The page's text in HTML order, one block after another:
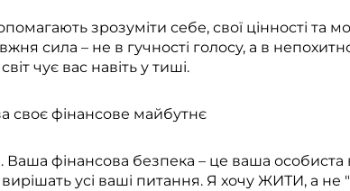
зрозуміти себе, свої цінності та
сила – не в гучності голосу, а в
чує вас навіть у тиші.
своє фінансове майбутнє
фінансова безпека – це ваша особиста
усі ваші питання. Я хочу ЖИТИ, а не